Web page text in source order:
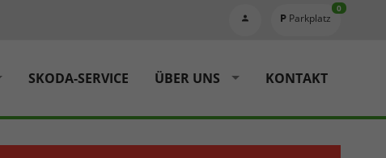
Parkplatz
0
SKODA-SERVICE ÜBER UNS KONTAKT